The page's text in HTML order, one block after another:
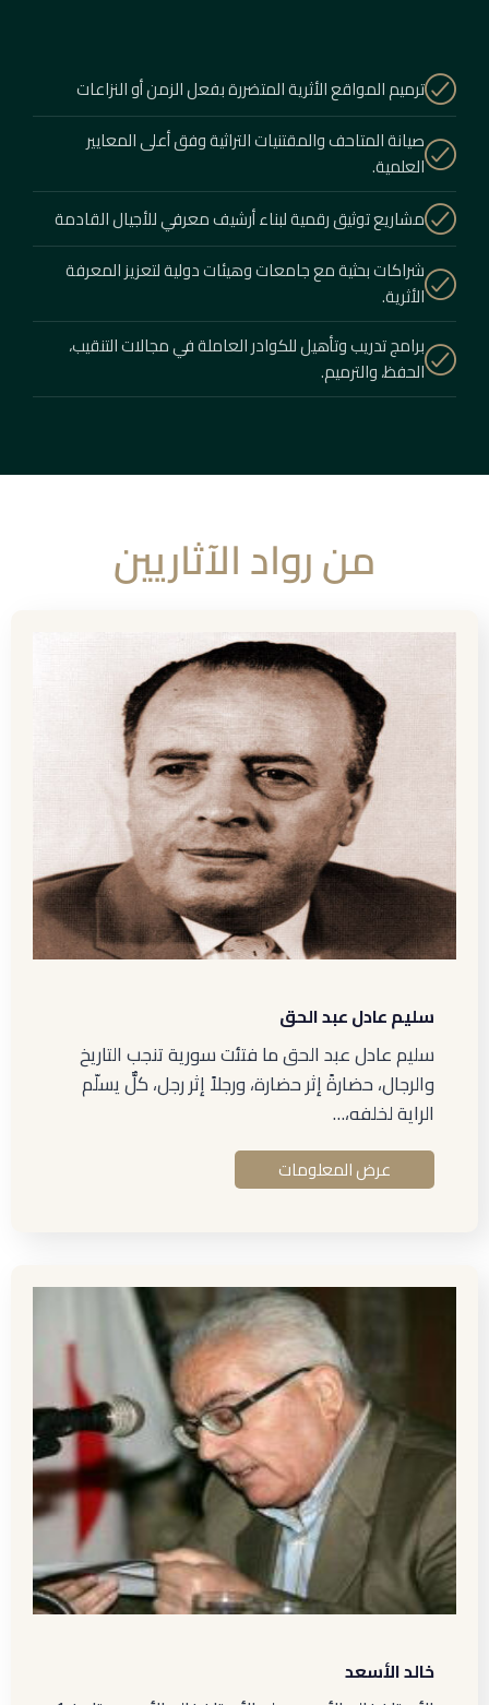
ترميم المواقع الأثرية المتضررة بفعل الزمن أو النزاعات
صيانة المتاحف والمقتنيات التراثية وفق أعلى المعايير
العلمية.
مشاريع توثيق رقمية لبناء أرشيف معرفي للأجيال القادمة
شراكات بحثية مع جامعات وهيئات دولية لتعزيز المعرفة
الأثرية.
برامج تدريب وتأهيل للكوادر العاملة في مجالات التنقيب،
الحفظ، والترميم.
من رواد الآثاريين
سليم عادل عبد الحق
سليم عادل عبد الحق ما فتئت سورية تنجب التاريخ
والرجال، حضارةً إثر حضارة، ورجلاً إثر رجل، كلٌّ يسلّم
الراية لخلفه،…
عرض المعلومات
خالد الأسعد